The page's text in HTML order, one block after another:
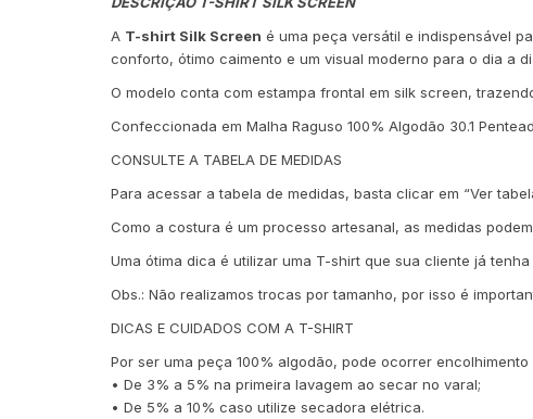
A T-shirt Silk Screen é uma peça versátil e indispensável
conforto, ótimo caimento e um visual moderno para o dia a
O modelo conta com estampa frontal em silk screen,
Confeccionada em Malha Raguso 100% Algodão 30.1
CONSULTE A TABELA DE MEDIDAS
Para acessar a tabela de medidas, basta clicar em “Ver
Como a costura é um processo artesanal, as medidas
Uma ótima dica é utilizar uma T-shirt que sua cliente já
Obs.: Não realizamos trocas por tamanho, por isso é
DICAS E CUIDADOS COM A T-SHIRT
Por ser uma peça 100% algodão, pode ocorrer encolhimento
• De 3% a 5% na primeira lavagem ao secar no varal;
• De 5% a 10% caso utilize secadora elétrica.